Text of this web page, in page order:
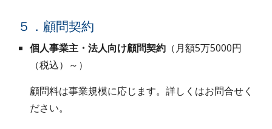
５．顧問契約
個人事業主・法人向け顧問契約 （月額5万5000円
（税込）～）
顧問料は事業規模に応じます。詳しくはお問合せく
ださい。